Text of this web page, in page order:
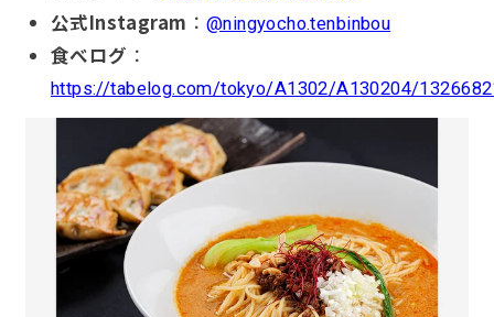
公式Instagram ： @ningyocho.tenbinbou
食べログ ：
https://tabelog.com/tokyo/A1302/A130204/